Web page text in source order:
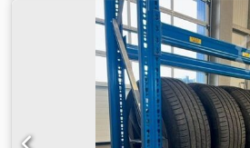
capacidad de carga por nivel: 3000
12.750 €, neto, recogida en almacén
unidades de marcos
cm, altura 9 m + 144 unidades de
m, 3000 kg de capacidad de carga
de dispositivos de seguridad + 78
hormigón Por supuesto, se incluyen